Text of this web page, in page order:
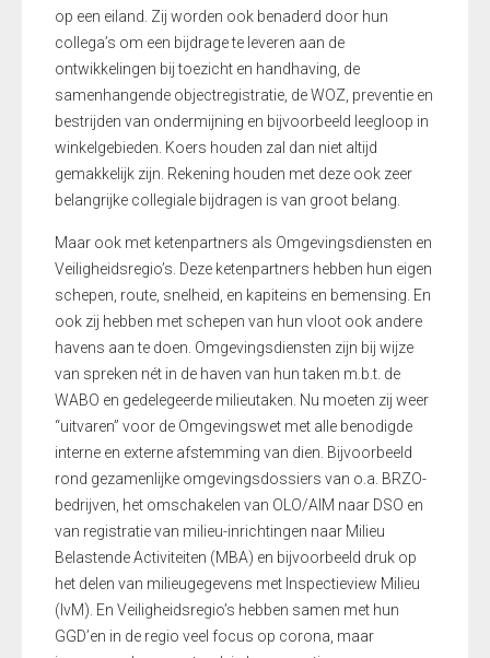
op een eiland. Zij worden ook benaderd door hun
collega’s om een bijdrage te leveren aan de
ontwikkelingen bij toezicht en handhaving, de
samenhangende objectregistratie, de WOZ, preventie en
bestrijden van ondermijning en bijvoorbeeld leegloop in
winkelgebieden. Koers houden zal dan niet altijd
gemakkelijk zijn. Rekening houden met deze ook zeer
belangrijke collegiale bijdragen is van groot belang.
Maar ook met ketenpartners als Omgevingsdiensten en
Veiligheidsregio’s. Deze ketenpartners hebben hun eigen
schepen, route, snelheid, en kapiteins en bemensing. En
ook zij hebben met schepen van hun vloot ook andere
havens aan te doen. Omgevingsdiensten zijn bij wijze
van spreken nét in de haven van hun taken m.b.t. de
WABO en gedelegeerde milieutaken. Nu moeten zij weer
“uitvaren” voor de Omgevingswet met alle benodigde
interne en externe afstemming van dien. Bijvoorbeeld
rond gezamenlijke omgevingsdossiers van o.a. BRZO-
bedrijven, het omschakelen van OLO/AIM naar DSO en
van registratie van milieu-inrichtingen naar Milieu
Belastende Activiteiten (MBA) en bijvoorbeeld druk op
het delen van milieugegevens met Inspectieview Milieu
(IvM). En Veiligheidsregio’s hebben samen met hun
GGD’en in de regio veel focus op corona, maar